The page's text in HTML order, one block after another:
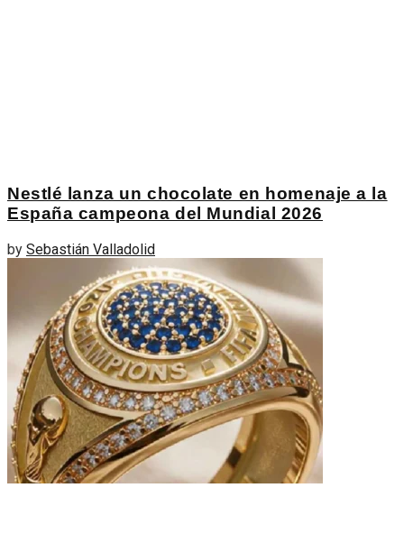
Nestlé lanza un chocolate en homenaje a la
España campeona del Mundial 2026
by Sebastián Valladolid